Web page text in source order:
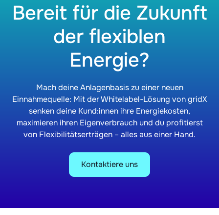
Bereit für die Zukunft
der flexiblen
Energie?
Mach deine Anlagenbasis zu einer neuen
Einnahmequelle: Mit der Whitelabel-Lösung von gridX
senken deine Kund:innen ihre Energiekosten,
maximieren ihren Eigenverbrauch und du profitierst
von Flexibilitätserträgen – alles aus einer Hand.
Kontaktiere uns